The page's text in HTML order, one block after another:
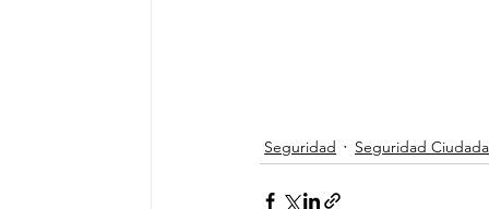
Seguridad Seguridad